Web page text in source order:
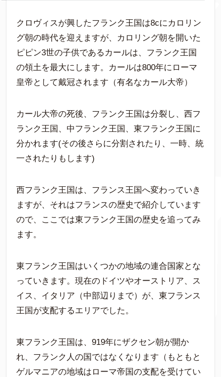
クロヴィスが興したフランク王国は8cにカロリン
グ朝の時代を迎えますが、カロリング朝を開いた
ピピン3世の子供であるカールは、フランク王国
の領土を最大にします。カールは800年にローマ
皇帝として戴冠されます（有名なカール大帝）
カール大帝の死後、フランク王国は分裂し、西フ
ランク王国、中フランク王国、東フランク王国に
分かれます(その後さらに分割されたり、一時、統
一されたりもします)
西フランク王国は、フランス王国へ変わっていき
ますが、それはフランスの歴史で紹介しています
ので、ここでは東フランク王国の歴史を追ってみ
ます。
東フランク王国はいくつかの地域の連合国家とな
っていきます。現在のドイツやオーストリア、ス
イス、イタリア（中部辺りまで）が、東フランス
王国が支配するエリアでした。
東フランク王国は、919年にザクセン朝が開か
れ、フランク人の国ではなくなります（もともと
ゲルマニアの地域はローマ帝国の支配を受けてい